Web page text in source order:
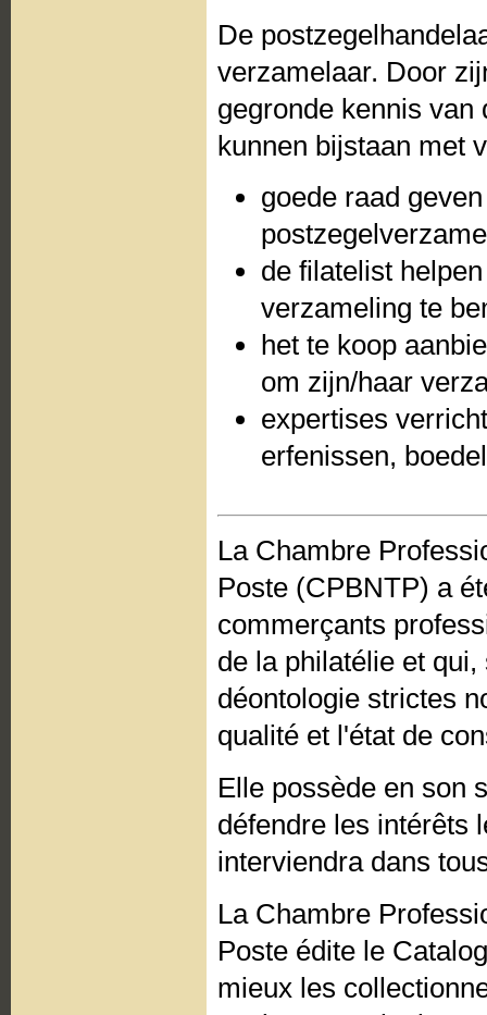
De
verzamelaar. Door
gegronde kennis
kunnen bijstaan met
goede raad
de filatelist
verzameling te
het te koop
om zijn/haar
expertises
erfenissen,
La Chambre
Poste (CPBNTP) a
commerçants
de la philatélie et
déontologie strictes
qualité et l'état de
Elle possède en son
défendre les intérêts
interviendra dans
La Chambre
Poste édite le
mieux les